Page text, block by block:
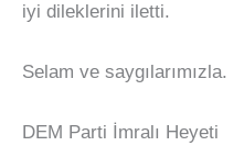
iyi dileklerini iletti.
Selam ve saygılarımızla.
DEM Parti İmralı Heyeti